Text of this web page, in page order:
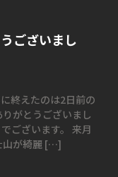
ございまし
終えたのは2日前の
がとうございまし
ございます。 来月
山が綺麗 […]